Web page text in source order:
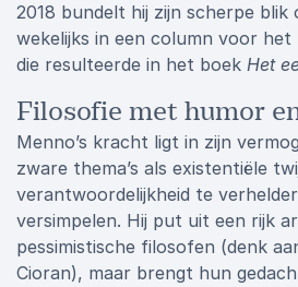
2018 bundelt hij zijn scherpe blik
wekelijks in een column voor het
die resulteerde in het boek Het
Filosofie met humor
Menno’s kracht ligt in zijn
zware thema’s als existentiële
verantwoordelijkheid te
versimpelen. Hij put uit een rijk
pessimistische filosofen (denk
Cioran), maar brengt hun